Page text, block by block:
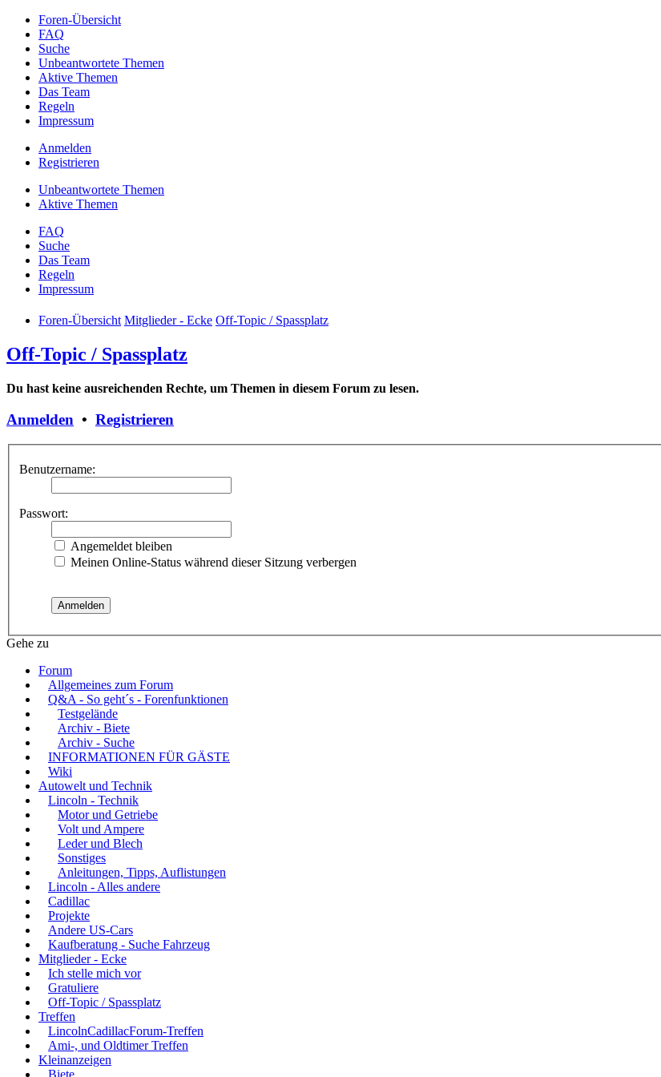
Foren-Übersicht
FAQ
Suche
Unbeantwortete Themen
Aktive Themen
Das Team
Regeln
Impressum
Anmelden
Registrieren
Unbeantwortete Themen
Aktive Themen
FAQ
Suche
Das Team
Regeln
Impressum
Foren-Übersicht Mitglieder - Ecke Off-Topic / Spassplatz
Off-Topic / Spassplatz
Du hast keine ausreichenden Rechte, um Themen in diesem Forum zu lesen.
Anmelden • Registrieren
Benutzername:
Passwort:
Angemeldet bleiben
Meinen Online-Status während dieser Sitzung verbergen
Gehe zu
Forum
Allgemeines zum Forum
Q&A - So geht´s - Forenfunktionen
Testgelände
Archiv - Biete
Archiv - Suche
INFORMATIONEN FÜR GÄSTE
Wiki
Autowelt und Technik
Lincoln - Technik
Motor und Getriebe
Volt und Ampere
Leder und Blech
Sonstiges
Anleitungen, Tipps, Auflistungen
Lincoln - Alles andere
Cadillac
Projekte
Andere US-Cars
Kaufberatung - Suche Fahrzeug
Mitglieder - Ecke
Ich stelle mich vor
Gratuliere
Off-Topic / Spassplatz
Treffen
LincolnCadillacForum-Treffen
Ami-, und Oldtimer Treffen
Kleinanzeigen